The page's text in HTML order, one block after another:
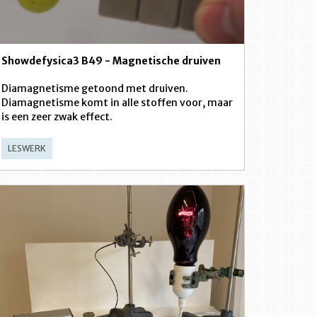
Showdefysica3 B49 - Magnetische druiven
Diamagnetisme getoond met druiven.
Diamagnetisme komt in alle stoffen voor, maar
is een zeer zwak effect.
LESWERK